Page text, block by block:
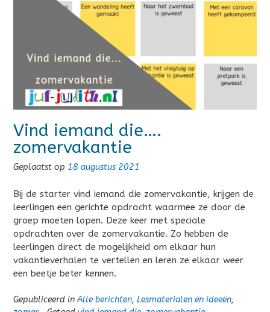
Vind iemand die….
zomervakantie
Geplaatst op 18 augustus 2021
Bij de starter vind iemand die zomervakantie, krijgen de
leerlingen een gerichte opdracht waarmee ze door de
groep moeten lopen. Deze keer met speciale
opdrachten over de zomervakantie. Zo hebben de
leerlingen direct de mogelijkheid om elkaar hun
vakantieverhalen te vertellen en leren ze elkaar weer
een beetje beter kennen.
Gepubliceerd inAlle berichten, Lesmaterialen en ideeën,